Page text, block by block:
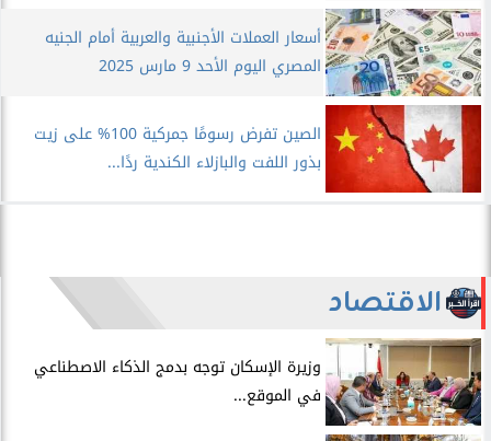
أسعار العملات الأجنبية والعربية أمام الجنيه
المصري اليوم الأحد 9 مارس 2025
الصين تفرض رسومًا جمركية 100% على زيت
بذور اللفت والبازلاء الكندية ردًا...
الاقتصاد
​وزيرة الإسكان توجه بدمج الذكاء الاصطناعي
في الموقع...